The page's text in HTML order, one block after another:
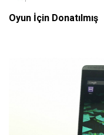
Oyun İçin Donatılmış